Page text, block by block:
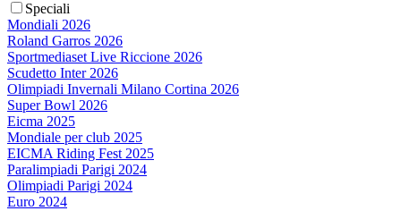
Speciali
Mondiali 2026
Roland Garros 2026
Sportmediaset Live Riccione 2026
Scudetto Inter 2026
Olimpiadi Invernali Milano Cortina 2026
Super Bowl 2026
Eicma 2025
Mondiale per club 2025
EICMA Riding Fest 2025
Paralimpiadi Parigi 2024
Olimpiadi Parigi 2024
Euro 2024